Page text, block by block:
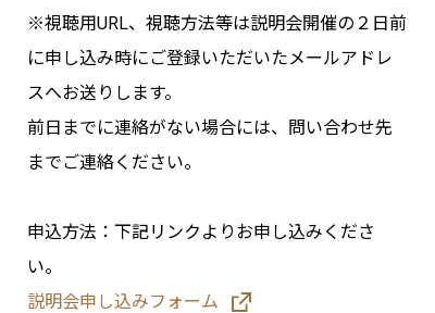
※視聴用URL、視聴方法等は説明会開催の２日前
に申し込み時にご登録いただいたメールアドレ
スへお送りします。
前日までに連絡がない場合には、問い合わせ先
までご連絡ください。
申込方法：下記リンクよりお申し込みくださ
い。
説明会申し込みフォーム